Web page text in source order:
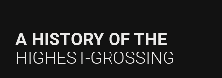
A HISTORY OF THE
HIGHEST-GROSSING